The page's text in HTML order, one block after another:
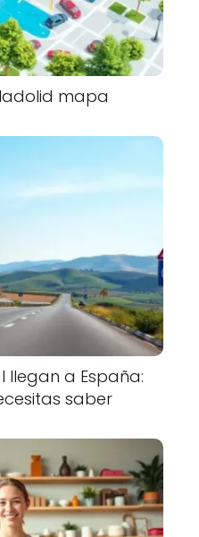
mapa
llegan a España:
saber